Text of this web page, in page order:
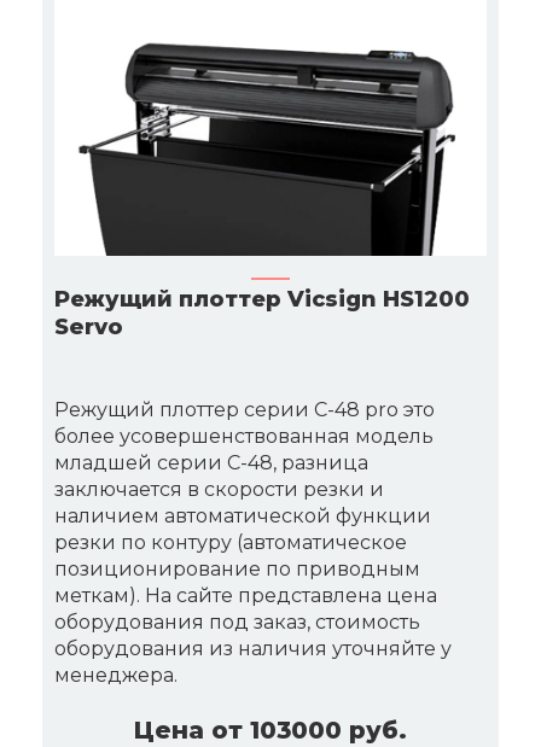
Режущий плоттер Vicsign HS1200
Servo
Режущий плоттер серии C-48 pro это
более усовершенствованная модель
младшей серии C-48, разница
заключается в скорости резки и
наличием автоматической функции
резки по контуру (автоматическое
позиционирование по приводным
меткам). На сайте представлена цена
оборудования под заказ, стоимость
оборудования из наличия уточняйте у
менеджера.
Цена от 103000 руб.